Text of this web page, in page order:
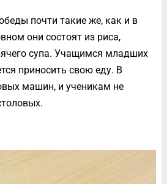
почти такие же, как и в
они состоят из риса,
супа. Учащимся младших
приносить свою еду. В
машин, и ученикам не